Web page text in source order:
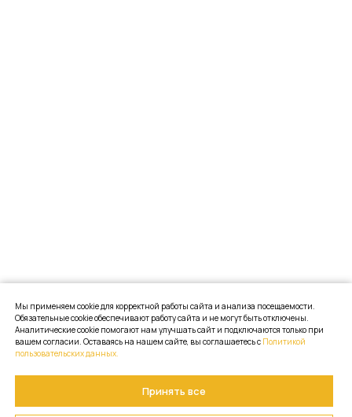
Мы применяем cookie для корректной работы сайта и анализа посещаемости.
Обязательные cookie обеспечивают работу сайта и не могут быть отключены.
Аналитические cookie помогают нам улучшать сайт и подключаются только при
вашем согласии. Оставаясь на нашем сайте, вы соглашаетесь с Политикой
пользовательских данных.
Принять все